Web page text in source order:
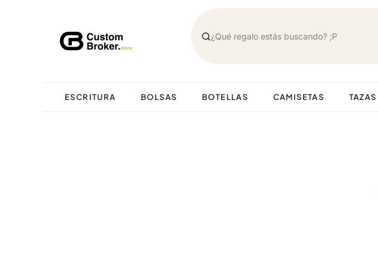
ESCRITURA BOLSAS BOTELLAS CAMISETAS TAZAS